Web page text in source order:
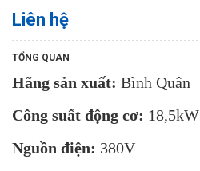
Liên hệ
TỔNG QUAN
Hãng sản xuất: Bình Quân
Công suất động cơ: 18,5kW
Nguồn điện: 380V